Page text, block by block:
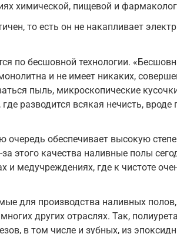
химической, пищевой и
то есть он не накапливает
по бесшовной технологии.
и не имеет никаких,
пыль, микроскопические
разводится всякая нечисть, вроде
очередь обеспечивает высокую
этого качества наливные полы
и медучреждениях, где к чистоте
для производства наливных
других отраслях. Так,
в том числе и зубных, из